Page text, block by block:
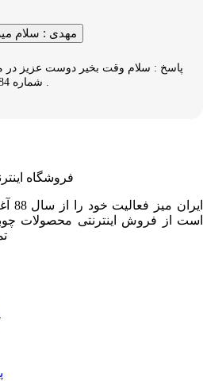
مهدی : سلام
پاسخ : سلام وقت بخیر دوست عزیز در
فروشگاه
است از فروش اینترنتی محصولات